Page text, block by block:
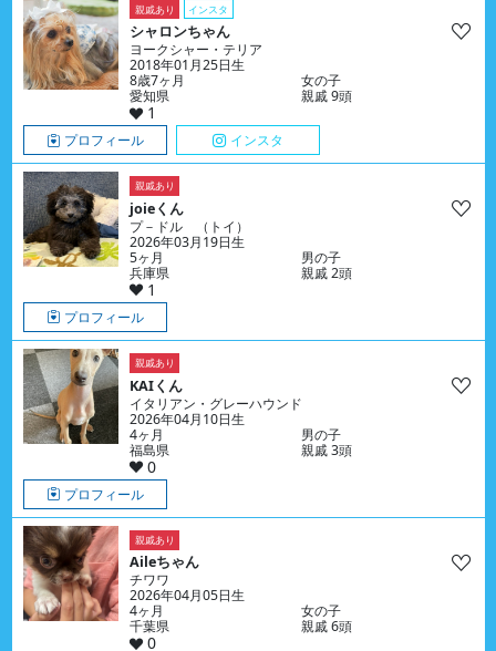
親戚あり インスタ
シャロンちゃん
ヨークシャー・テリア
2018年01月25日生
8歳7ヶ月
女の子
愛知県
親戚 9頭
1
プロフィール インスタ
親戚あり
joieくん
プ－ドル （トイ）
2026年03月19日生
5ヶ月
男の子
兵庫県
親戚 2頭
1
プロフィール
親戚あり
KAIくん
イタリアン・グレーハウンド
2026年04月10日生
4ヶ月
男の子
福島県
親戚 3頭
0
プロフィール
親戚あり
Aileちゃん
チワワ
2026年04月05日生
4ヶ月
女の子
千葉県
親戚 6頭
0